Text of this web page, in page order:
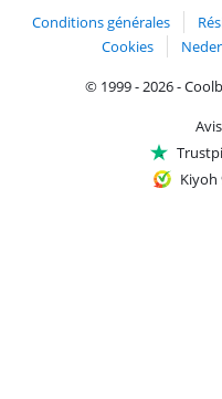
Conditions générales
Cookies
© 1999 - 2026 -
Kiyoh